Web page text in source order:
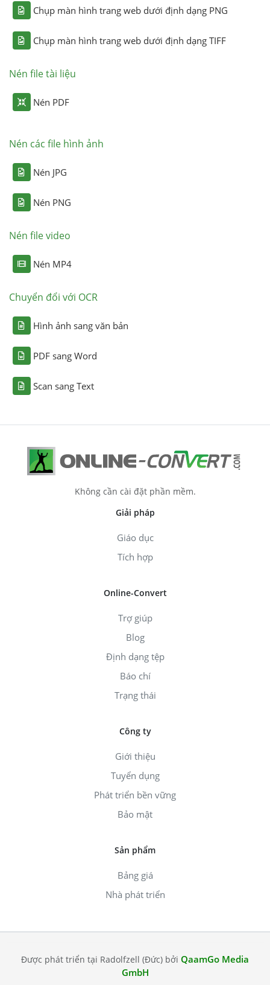
Chụp màn hình trang web dưới định dạng PNG
Chụp màn hình trang web dưới định dạng TIFF
Nén file tài liệu
Nén PDF
Nén các file hình ảnh
Nén JPG
Nén PNG
Nén file video
Nén MP4
Chuyển đổi với OCR
Hình ảnh sang văn bản
PDF sang Word
Scan sang Text
Không cần cài đặt phần mềm.
Giải pháp
Giáo dục
Tích hợp
Online-Convert
Trợ giúp
Blog
Định dạng tệp
Báo chí
Trạng thái
Công ty
Giới thiệu
Tuyển dụng
Phát triển bền vững
Bảo mật
Sản phẩm
Bảng giá
Nhà phát triển
Được phát triển tại Radolfzell (Đức) bởi QaamGo Media
GmbH